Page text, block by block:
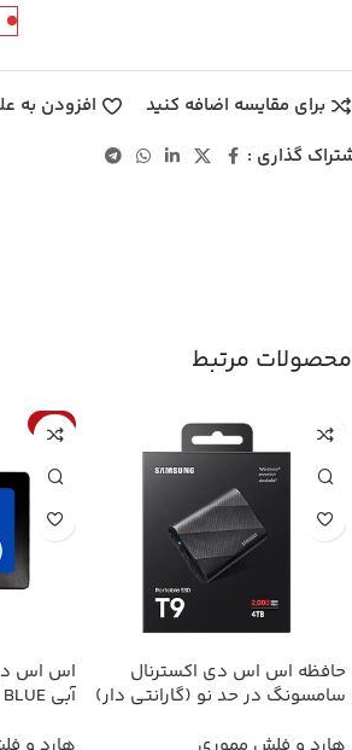
برای مقایسه اضافه کنید
افزودن به
گذاری :
محصولات مرتبط
حافظه اس اس دی اکسترنال
سامسونگ در حد نو (گارانتی دار)
-7%